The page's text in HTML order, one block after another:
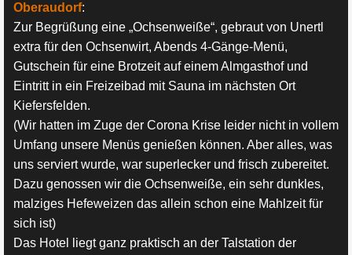
Oberaudorf:
Zur Begrüßung eine „Ochsenweiße“, gebraut von Unertl
extra für den Ochsenwirt, Abends 4-Gänge-Menü,
Gutschein für eine Brotzeit auf einem Almgasthof und
Eintritt in ein Freizeibad mit Sauna im nächsten Ort
Kiefersfelden.
(Wir hatten im Zuge der Corona Krise leider nicht in vollem
Umfang unsere Menüs genießen können. Aber alles, was
uns serviert wurde, war superlecker und frisch zubereitet.
Dazu genossen wir die Ochsenweiße, ein sehr dunkles,
malziges Hefeweizen das allein schon eine Mahlzeit für
sich ist)
Das Hotel liegt ganz praktisch an der Talstation der